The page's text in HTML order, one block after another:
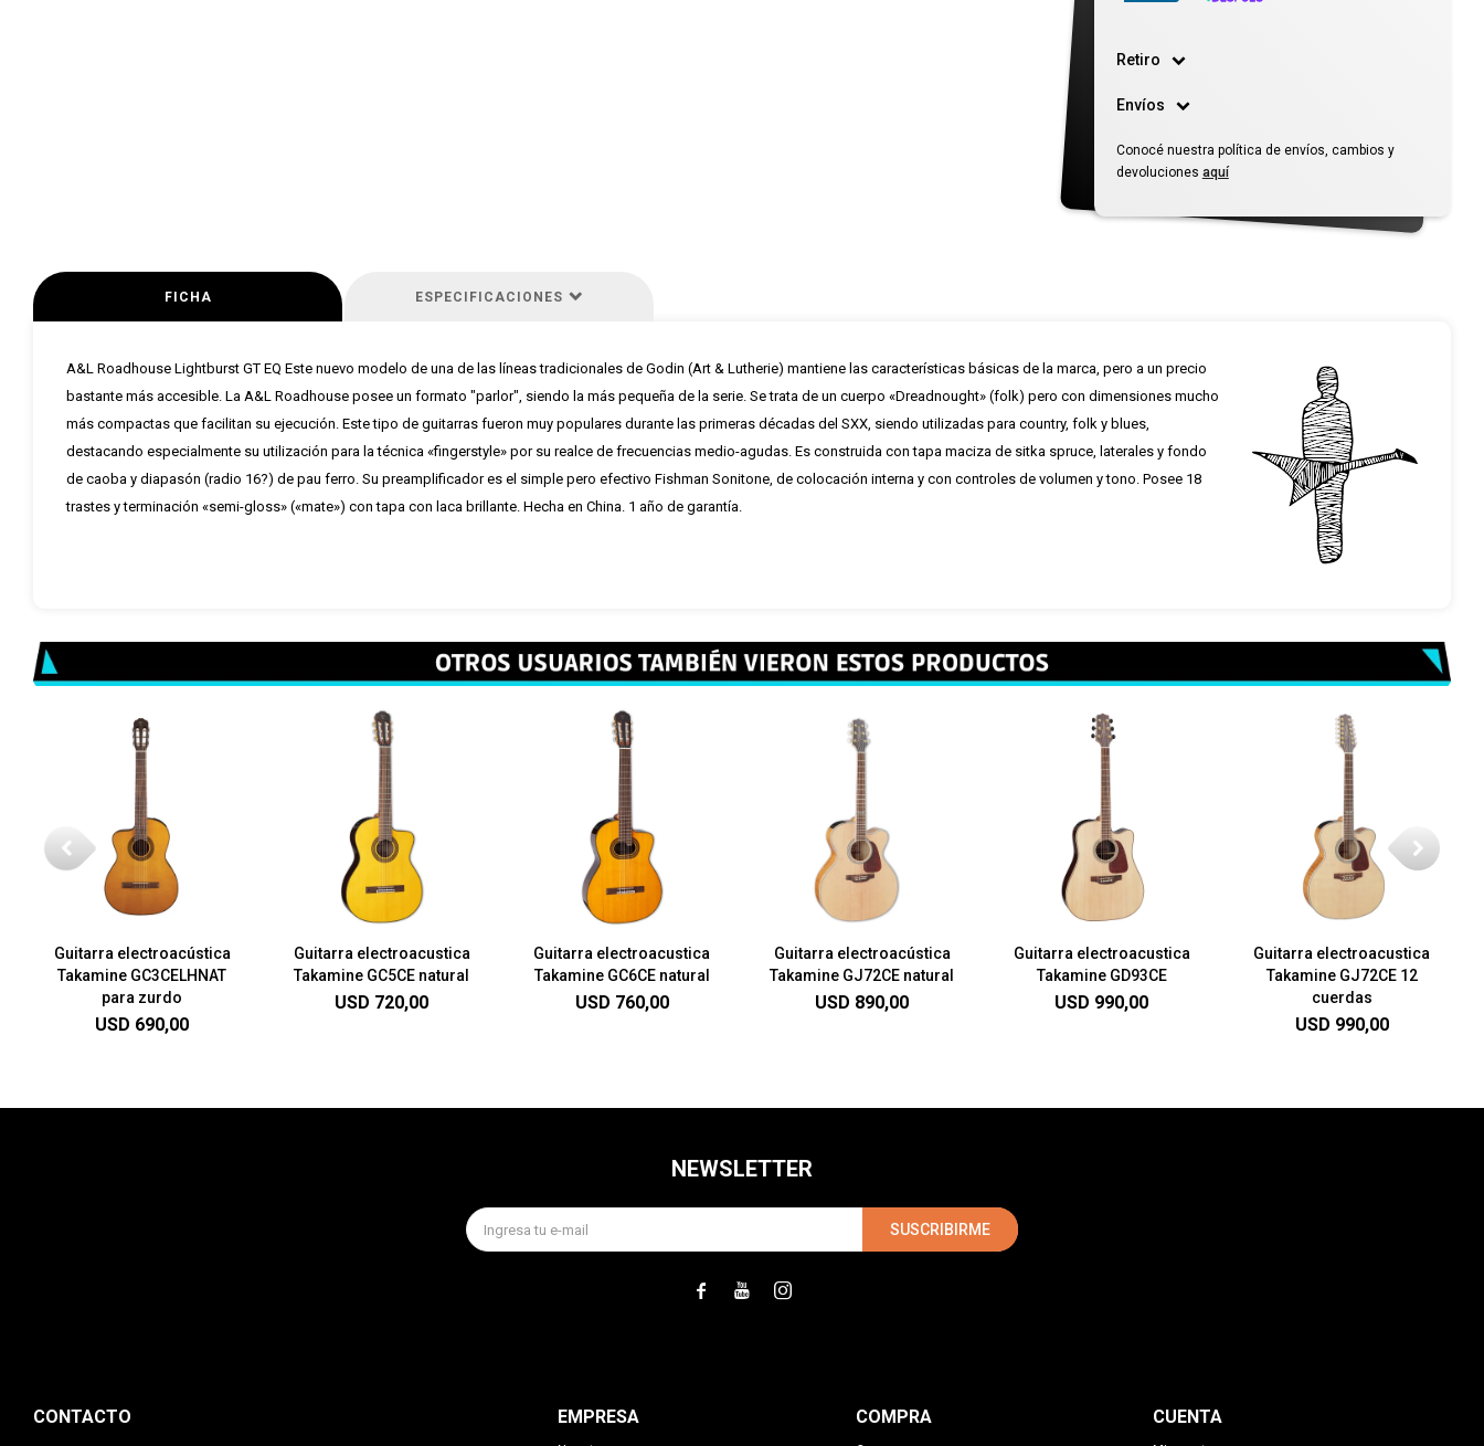
Retiro
Envíos
Conocé nuestra política de envíos, cambios y
devoluciones aquí
FICHA ESPECIFICACIONES
A&L Roadhouse Lightburst GT EQ Este nuevo modelo de una de las líneas tradicionales de Godin (Art & Lutherie) mantiene las características básicas de la marca, pero a un precio
bastante más accesible. La A&L Roadhouse posee un formato "parlor", siendo la más pequeña de la serie. Se trata de un cuerpo «Dreadnought» (folk) pero con dimensiones mucho
más compactas que facilitan su ejecución. Este tipo de guitarras fueron muy populares durante las primeras décadas del SXX, siendo utilizadas para country, folk y blues,
destacando especialmente su utilización para la técnica «fingerstyle» por su realce de frecuencias medio-agudas. Es construida con tapa maciza de sitka spruce, laterales y fondo
de caoba y diapasón (radio 16?) de pau ferro. Su preamplificador es el simple pero efectivo Fishman Sonitone, de colocación interna y con controles de volumen y tono. Posee 18
trastes y terminación «semi-gloss» («mate») con tapa con laca brillante. Hecha en China. 1 año de garantía.
Guitarra electroacústica
Takamine GC3CELHNAT
para zurdo
USD 690,00
Guitarra electroacustica
Takamine GC5CE natural
USD 720,00
Guitarra electroacustica
Takamine GC6CE natural
USD 760,00
Guitarra electroacústica
Takamine GJ72CE natural
USD 890,00
Guitarra electroacustica
Takamine GD93CE
USD 990,00
Guitarra electroacustica
Takamine GJ72CE 12
cuerdas
USD 990,00
CONTACTO EMPRESA COMPRA CUENTA
NEWSLETTER
SUSCRIBIRME
  